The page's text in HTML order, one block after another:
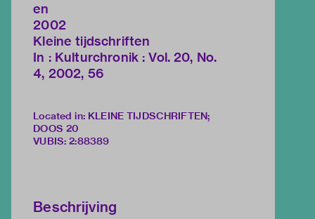
en
2002
Kleine tijdschriften
In : Kulturchronik : Vol. 20, No.
4, 2002, 56
Located in: KLEINE TIJDSCHRIFTEN;
DOOS 20
VUBIS: 2:88389
Beschrijving